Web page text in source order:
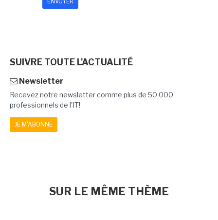
SUIVRE TOUTE L'ACTUALITÉ
Newsletter
Recevez notre newsletter comme plus de 50 000
professionnels de l'IT!
JE M'ABONNE
SUR LE MÊME THÈME